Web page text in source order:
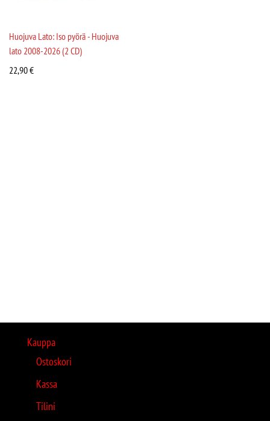
Huojuva Lato: Iso pyörä - Huojuva
lato 2008-2026 (2 CD)
22,90€
Kauppa
Ostoskori
Kassa
Tilini